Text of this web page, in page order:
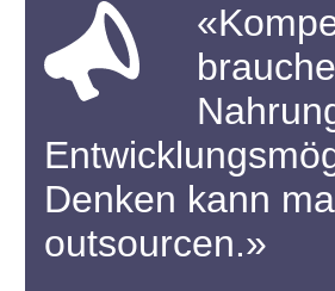
Denken kann
outsourcen.»